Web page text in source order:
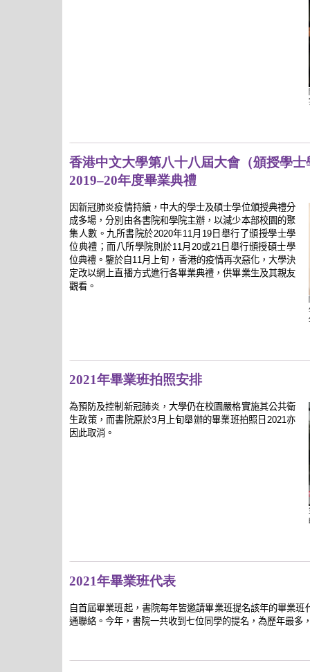
香港中文大學第八十八屆大會（頒授學
2019–20年度畢業典禮
因新冠肺炎疫情持續，中大的學士及碩士學位頒授典禮分
成多場，分別由各書院和學院主辦，以減少本部校園的聚
集人數。九所書院於2020年11月19日舉行了頒授學士學
位典禮；而八所學院則於11月20或21日舉行頒授碩士學
位典禮。鑒於自11月上旬，香港的疫情再次惡化，大學決
定改以網上直播方式進行各畢業典禮，供畢業生及其親友
觀看。
2021年畢業班拍照安排
為預防及控制新冠肺炎，大學仍在校園嚴格實施其公共衛
生政策，而書院原於3月上旬舉辦的畢業班拍照日2021亦
因此取消。
2021年畢業班代表
自首屆畢業班起，書院每年皆邀請畢業班提名該年的畢業
通聯絡。今年，書院一共收到七位同學的提名，為歷年最多